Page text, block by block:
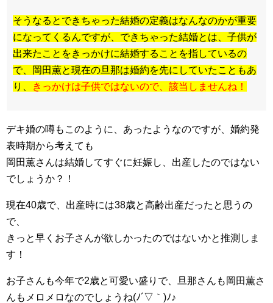
そうなるとできちゃった結婚の定義はなんなのかが重要
になってくるんですが、できちゃった結婚とは、子供が
出来たことをきっかけに結婚することを指しているの
で、岡田薫と現在の旦那は婚約を先にしていたこともあ
り、
きっかけは子供ではないので、該当しませんね！
デキ婚の噂もこのように、あったようなのですが、婚約発
表時期から考えても
岡田薫さんは結婚してすぐに妊娠し、出産したのではない
でしょうか？！
現在40歳で、出産時には38歳と高齢出産だったと思うの
で、
きっと早くお子さんが欲しかったのではないかと推測しま
す！
お子さんも今年で2歳と可愛い盛りで、旦那さんも岡田薫さ
んもメロメロなのでしょうね(ﾉ´▽｀)ﾉ♪